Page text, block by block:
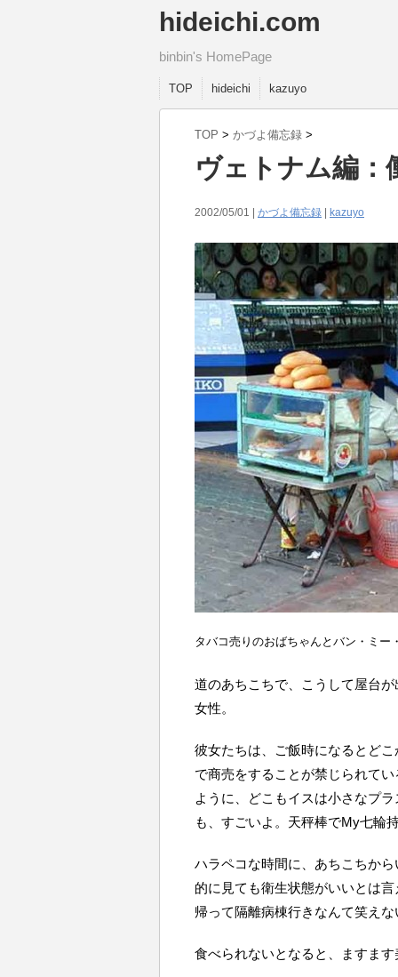
hideichi.com
binbin's HomePage
TOP hideichi kazuyo
TOP > かづよ備忘録 >
ヴェトナム編：
2002/05/01 | かづよ備忘録 kazuyo
タバコ売りのおばちゃんとバン・ミー
道のあちこちで、こうして屋台
女性。
彼女たちは、ご飯時になるとど
で商売をすることが禁じられて
ように、どこもイスは小さなプ
も、すごいよ。天秤棒でMy七輪
ハラペコな時間に、あちこちか
的に見ても衛生状態がいいとは
帰って隔離病棟行きなんて笑え
食べられないとなると、ますま